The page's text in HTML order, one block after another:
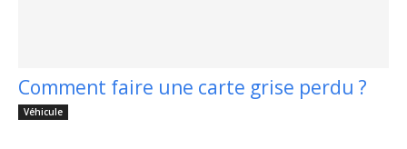
Comment faire une carte grise perdu ?
Véhicule